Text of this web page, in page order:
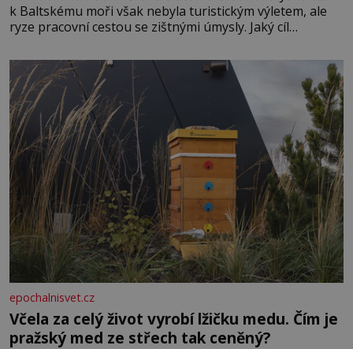
k Baltskému moři však nebyla turistickým výletem, ale
ryze pracovní cestou se zištnými úmysly. Jaký cíl
lotyšské Rigy? Casanova v Pobaltí kontaktoval tamní
zednářské lóže. Nebyl v této oblasti žádným nováčkem,
protože do zednářské
epochalnisvet.cz
Včela za celý život vyrobí lžičku medu. Čím je
pražský med ze střech tak ceněný?